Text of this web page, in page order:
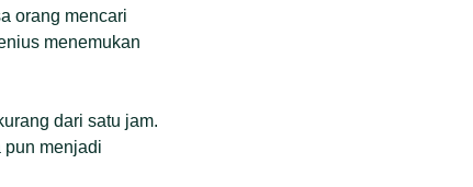
orang mencari
menemukan
dari satu jam.
pun menjadi